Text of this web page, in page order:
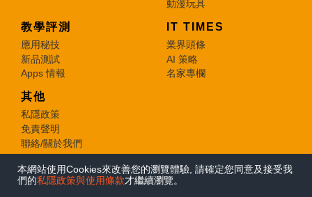
本網站使用Cookies來改善您的瀏覽體驗, 請確定您同意及接受我
們的私隱政策與使用條款才繼續瀏覽。
動漫玩具
教學評測
應用秘技
新品測試
Apps 情報
IT TIMES
業界頭條
AI 策略
名家專欄
其他
私隱政策
免責聲明
聯絡/關於我們
© 2026 e-zone. All Rights Reserved.